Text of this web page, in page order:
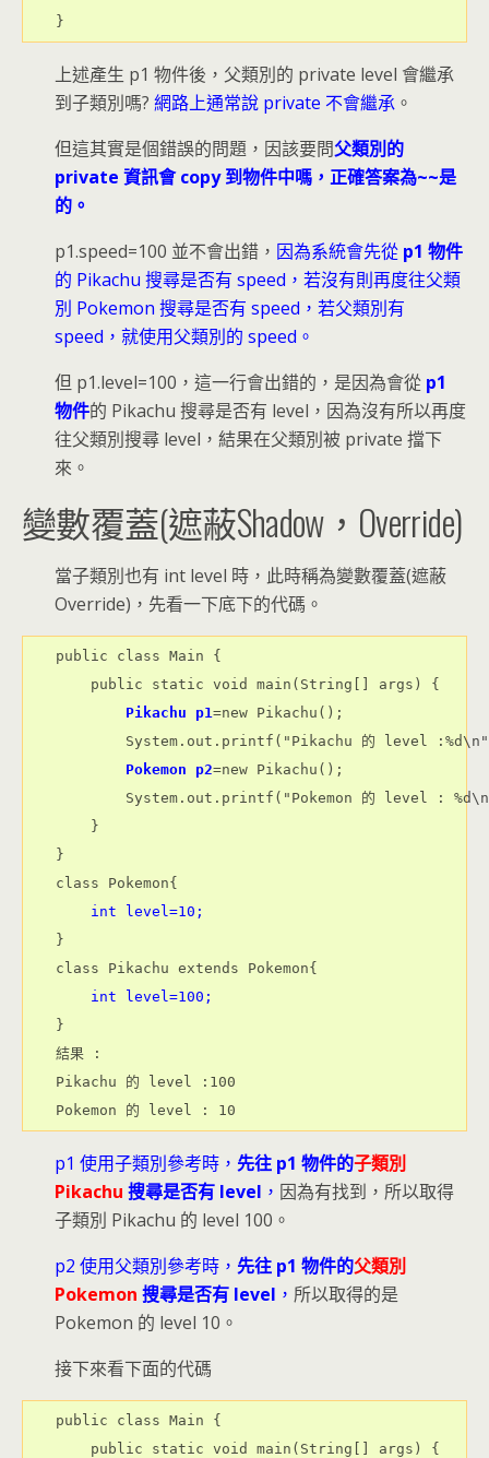
}
上述產生 p1 物件後，父類別的 private level 會繼承
到子類別嗎? 網路上通常說 private 不會繼承 。
但這其實是個錯誤的問題，因該要問父類別的
private 資訊會 copy 到物件中嗎，正確答案為~~是
的。
p1.speed=100 並不會出錯， 因為系統會先從 p1 物件
的 Pikachu 搜尋是否有 speed，若沒有則再度往父類
別 Pokemon 搜尋是否有 speed，若父類別有
speed，就使用父類別的 speed。
但 p1.level=100，這一行會出錯的，是因為會從 p1
物件的 Pikachu 搜尋是否有 level，因為沒有所以再度
往父類別搜尋 level，結果在父類別被 private 擋下
來。
變數覆蓋(遮蔽Shadow，Override)
當子類別也有 int level 時，此時稱為變數覆蓋(遮蔽
Override)，先看一下底下的代碼。
public class Main {
    public static void main(String[] args) {
Pikachu p1=new Pikachu();
System.out.printf("Pikachu 的 level
Pokemon p2=new Pikachu();
System.out.printf("Pokemon 的 level :
    }
}
class Pokemon{
int level=10;
}
class Pikachu extends Pokemon{
int level=100;
}
結果 :
Pikachu 的 level :100
p1 使用子類別參考時， 先往 p1 物件的子類別
Pikachu 搜尋是否有 level ， 因為有找到，所以取得
子類別 Pikachu 的 level 100。
p2 使用父類別參考時， 先往 p1 物件的父類別
Pokemon 搜尋是否有 level ， 所以取得的是
Pokemon 的 level 10。
接下來看下面的代碼
public class Main {
    public static void main(String[] args) {